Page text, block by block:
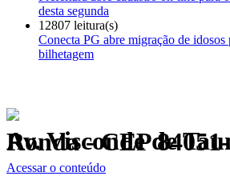
desta segunda
12807 leitura(s)
Conecta PG abre migração de idosos
bilhetagem
Av. Visconde de Taunay, 950 - Ronda - CEP
Política de Privacidade.
Acessar o conteúdo